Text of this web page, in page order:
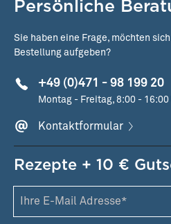
Persönliche
Sie haben eine Frage, möchten
Bestellung aufgeben?
+49 (0)471 - 98 199 20
Montag - Freitag, 8:00 - 16:00
Kontaktformular
Rezepte + 10 €